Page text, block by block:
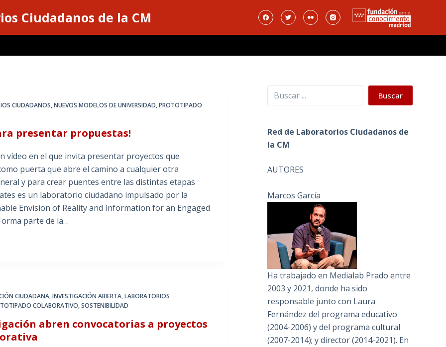
Ciudadanos de la CM
CIUDADANOS,NUEVOS MODELOS DE UNIVERSIDAD,PROTOTIPADO
presentar propuestas!
vídeo en el que invita presentar proyectos que
puerta que abre el camino a cualquier otra
y para crear puentes entre las distintas etapas
es un laboratorio ciudadano impulsado por la
Envision of Reality and Information for an Engaged
parte de la…
CIUDADANA,INVESTIGACIÓN ABIERTA,LABORATORIOS
COLABORATIVO,SOSTENIBILIDAD
abren convocatorias a proyectos
Buscar Buscar
Red de Laboratorios Ciudadanos de
la CM
AUTORES
Marcos García
Ha trabajado en Medialab Prado entre
2003 y 2021, donde ha sido
responsable junto con Laura
Fernández del programa educativo
(2004-2006) y del programa cultural
(2007-2014); y director (2014-2021). En